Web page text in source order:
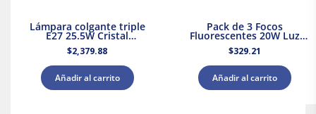
Lámpara colgante triple
E27 25.5W Cristal
Negro/Dorado Tecnolite
$2,379.88
Añadir al carrito
Pack de 3 Focos
Fluorescentes 20W Luz
Negra Base E27 Tecnolite
$329.21
Añadir al carrito